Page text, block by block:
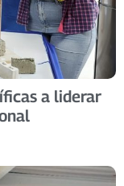
a liderar